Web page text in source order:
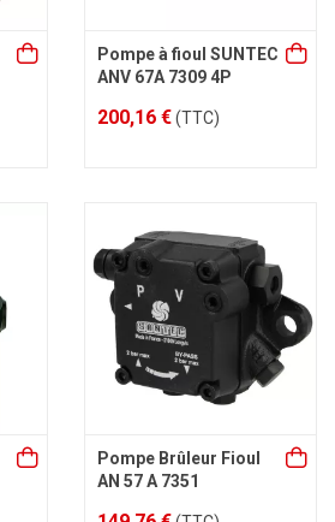
Pompe à fioul SUNTEC
ANV 67A 7309 4P
200,16 €(TTC)
Pompe Brûleur Fioul
AN 57 A 7351